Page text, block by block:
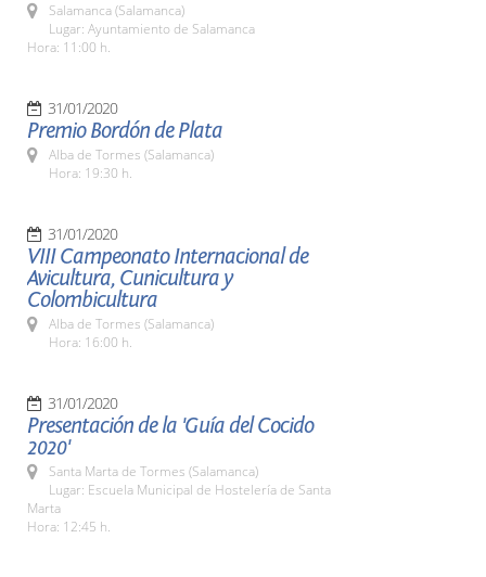
Salamanca (Salamanca)
Lugar: Ayuntamiento de Salamanca
Hora: 11:00 h.
31/01/2020
Premio Bordón de Plata
Alba de Tormes (Salamanca)
Hora: 19:30 h.
31/01/2020
VIII Campeonato Internacional de
Avicultura, Cunicultura y
Colombicultura
Alba de Tormes (Salamanca)
Hora: 16:00 h.
31/01/2020
Presentación de la 'Guía del Cocido
2020'
Santa Marta de Tormes (Salamanca)
Lugar: Escuela Municipal de Hostelería de Santa
Marta
Hora: 12:45 h.